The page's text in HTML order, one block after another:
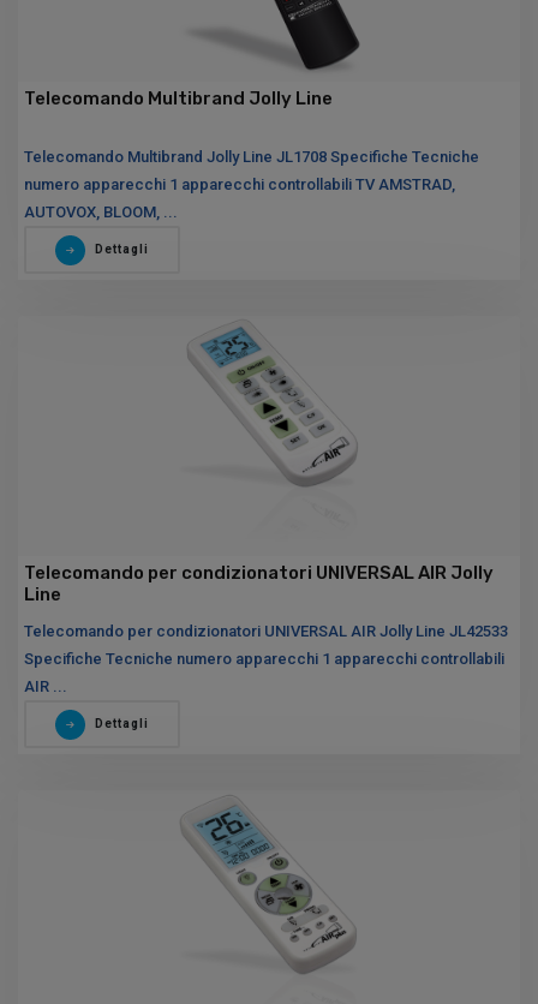
Telecomando Multibrand Jolly Line
Telecomando Multibrand Jolly Line JL1708 Specifiche Tecniche
numero apparecchi 1 apparecchi controllabili TV AMSTRAD,
AUTOVOX, BLOOM, ...
Dettagli
Telecomando per condizionatori UNIVERSAL AIR Jolly
Line
Telecomando per condizionatori UNIVERSAL AIR Jolly Line JL42533
Specifiche Tecniche numero apparecchi 1 apparecchi controllabili
AIR ...
Dettagli